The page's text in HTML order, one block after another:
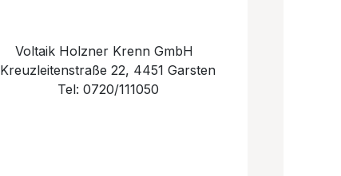
Voltaik Holzner Krenn GmbH
Kreuzleitenstraße 22, 4451 Garsten
Tel: 0720/111050